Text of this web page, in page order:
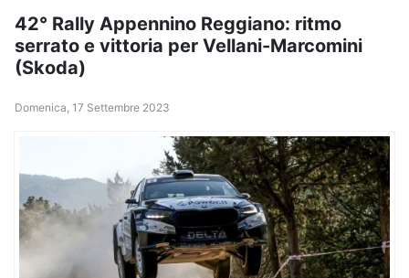
42° Rally Appennino Reggiano: ritmo
serrato e vittoria per Vellani-Marcomini
(Skoda)
Domenica, 17 Settembre 2023